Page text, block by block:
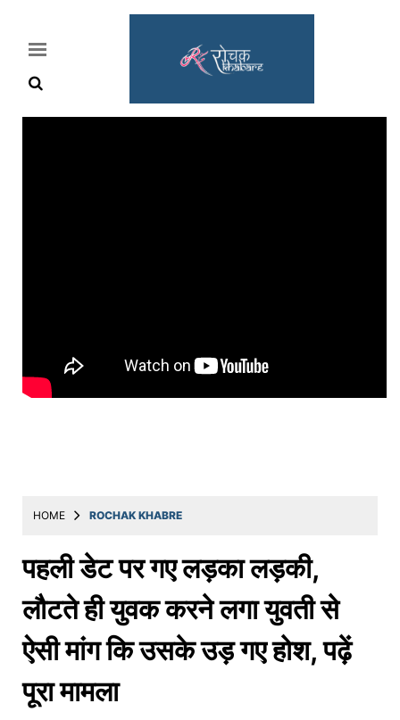
&
मराठी
बातम्या
मनोरंजन
स्पोर्ट्स
बिझनेस
लाईफस्टाईल
HOME ROCHAK KHABRE
पहली डेट पर गए लड़का लड़की,
लौटते ही युवक करने लगा युवती से
ऐसी मांग कि उसके उड़ गए होश, पढ़ें
पूरा मामला